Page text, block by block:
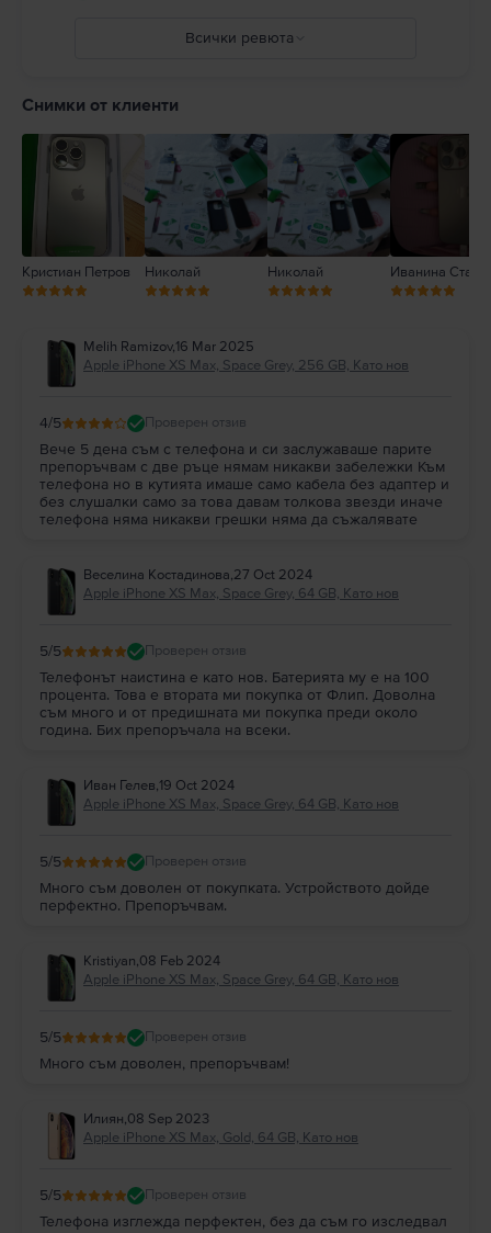
или друга собственост. Пълни подробности на:
Всички ревюта
2
1
Снимки от клиенти
Кристиан Петров Николай Николай Иванина
Melih Ramizov,16 Mar 2025
Apple iPhone XS Max, Space Grey, 256 GB, Като нов
4/5 Проверен отзив
Вече 5 дена съм с телефона и си заслужаваше парите
препоръчвам с две ръце нямам никакви забележки Към
телефона но в кутията имаше само кабела без адаптер и
без слушалки само за това давам толкова звезди иначе
телефона няма никакви грешки няма да съжалявате
Веселина Костадинова,27 Oct 2024
Apple iPhone XS Max, Space Grey, 64 GB, Като нов
5/5 Проверен отзив
Телефонът наистина е като нов. Батерията му е на 100
процента. Това е втората ми покупка от Флип. Доволна
съм много и от предишната ми покупка преди около
година. Бих препоръчала на всеки.
Иван Гелев,19 Oct 2024
Apple iPhone XS Max, Space Grey, 64 GB, Като нов
5/5 Проверен отзив
Много съм доволен от покупката. Устройството дойде
перфектно. Препоръчвам.
Kristiyan,08 Feb 2024
Apple iPhone XS Max, Space Grey, 64 GB, Като нов
5/5 Проверен отзив
Много съм доволен, препоръчвам!
Илиян,08 Sep 2023
Apple iPhone XS Max, Gold, 64 GB, Като нов
5/5 Проверен отзив
Телефона изглежда перфектен, без да съм го изследвал